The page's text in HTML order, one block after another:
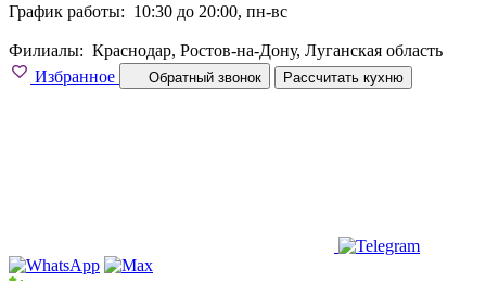
График работы: 10:30 до 20:00, пн-вс
Филиалы: Краснодар, Ростов-на-Дону, Луганская область
Избранное
Обратный звонок Рассчитать кухню